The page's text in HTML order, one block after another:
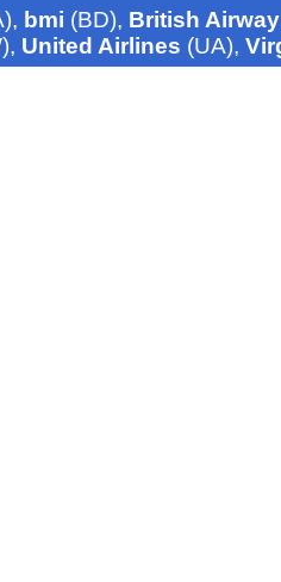
bmi (BD), British
United Airlines (UA),